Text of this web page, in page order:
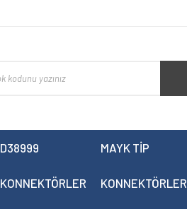
D38999
KONNEKTÖRLER
MAYK TİP
KONNEKTÖRLER